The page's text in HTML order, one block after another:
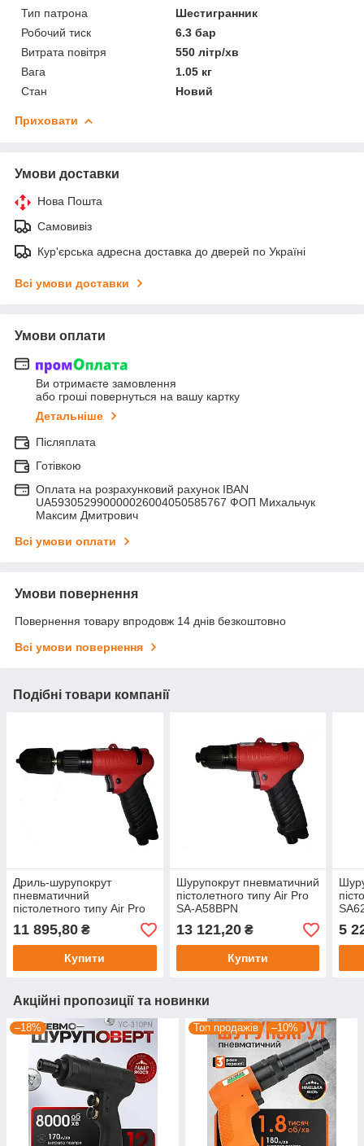
Тип патрона
Шестигранник
Робочий тиск
6.3 бар
Витрата повітря
550 літр/хв
Вага
1.05 кг
Стан
Новий
Приховати
Умови доставки
Нова Пошта
Самовивіз
Кур'єрська адресна доставка до дверей по Україні
Всі умови доставки
Умови оплати
Ви отримаєте замовлення
або гроші повернуться на вашу картку
Детальніше
Післяплата
Готівкою
Оплата на розрахунковий рахунок IBAN
UA593052990000026004050585767 ФОП Михальчук
Максим Дмитрович
Всі умови оплати
Умови повернення
Повернення товару впродовж 14 днів безкоштовно
Всі умови повернення
Подібні товари компанії
Дриль-шурупокрут
пневматичний
пістолетного типу Air Pro
11 895,80 ₴
Купити
Шурупокрут пневматичний
пістолетного типу Air Pro
SA-A58BPN
13 121,20₴
Купити
5
Акційні пропозиції та новинки
–18% Топ продажів –10%